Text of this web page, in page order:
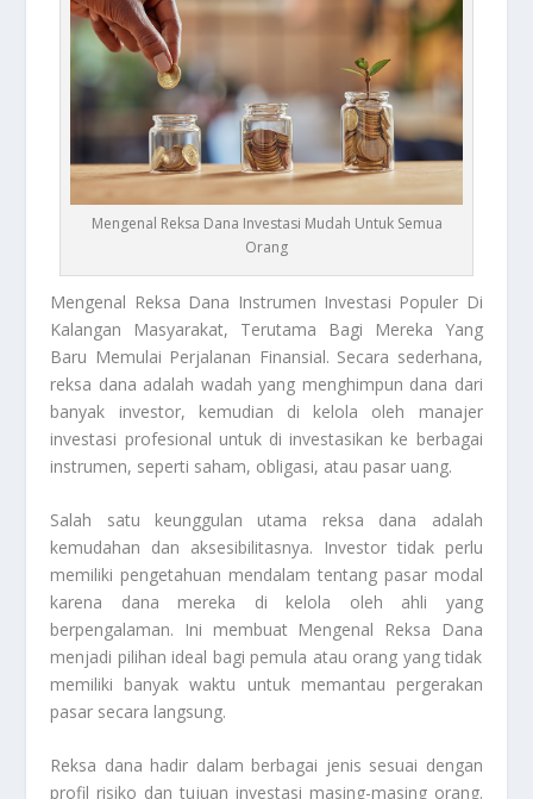
Mengenal Reksa Dana Investasi Mudah Untuk Semua
Orang
Mengenal Reksa Dana Instrumen Investasi Populer Di
Kalangan Masyarakat, Terutama Bagi Mereka Yang
Baru Memulai Perjalanan Finansial. Secara sederhana,
reksa dana adalah wadah yang menghimpun dana dari
banyak investor, kemudian di kelola oleh manajer
investasi profesional untuk di investasikan ke berbagai
instrumen, seperti saham, obligasi, atau pasar uang.
Salah satu keunggulan utama reksa dana adalah
kemudahan dan aksesibilitasnya. Investor tidak perlu
memiliki pengetahuan mendalam tentang pasar modal
karena dana mereka di kelola oleh ahli yang
berpengalaman. Ini membuat Mengenal Reksa Dana
menjadi pilihan ideal bagi pemula atau orang yang tidak
memiliki banyak waktu untuk memantau pergerakan
pasar secara langsung.
Reksa dana hadir dalam berbagai jenis sesuai dengan
profil risiko dan tujuan investasi masing-masing orang.